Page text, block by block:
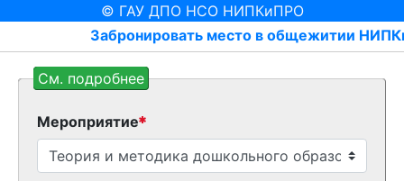
© ГАУ ДПО НСО НИПКиПРО
Забронировать место в общежитии
См. подробнее
Мероприятие